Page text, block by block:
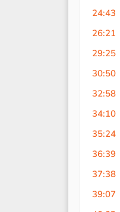
24:43
26:21
29:25
30:50
32:58
34:10
35:24
36:39
37:38
39:07